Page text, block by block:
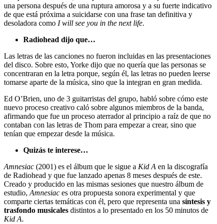
una persona después de una ruptura amorosa y a su fuerte indicativo
de que está próxima a suicidarse con una frase tan definitiva y
desoladora como I will see you in the next life.
Radiohead dijo que…
Las letras de las canciones no fueron incluidas en las presentaciones
del disco. Sobre esto, Yorke dijo que no quería que las personas se
concentraran en la letra porque, según él, las letras no pueden leerse
tomarse aparte de la música, sino que la integran en gran medida.
Ed O’Brien, uno de 3 guitarristas del grupo, habló sobre cómo este
nuevo proceso creativo caló sobre algunos miembros de la banda,
afirmando que fue un proceso aterrador al principio a raíz de que no
contaban con las letras de Thom para empezar a crear, sino que
tenían que empezar desde la música.
Quizás te interese…
Amnesiac (2001) es el álbum que le sigue a Kid A en la discografía
de Radiohead y que fue lanzado apenas 8 meses después de este.
Creado y producido en las mismas sesiones que nuestro álbum de
estudio,Amnesiac es otra propuesta sonora experimental y que
comparte ciertas temáticas con él, pero que representa una síntesis y
trasfondo musicales distintos a lo presentado en los 50 minutos de
Kid A.